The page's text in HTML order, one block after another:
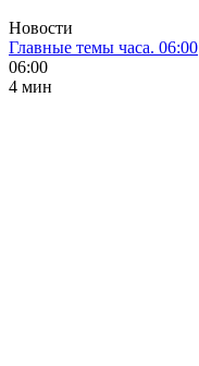
Новости
Главные темы часа. 06:00
06:00
4 мин